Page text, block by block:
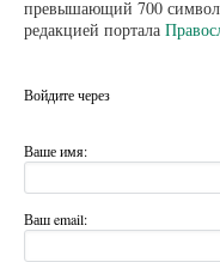
превышающий 700
редакцией портала
Войдите через
Ваше имя:
Ваш email: